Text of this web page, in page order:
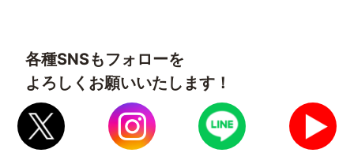
各種SNSもフォローを
よろしくお願いいたします！